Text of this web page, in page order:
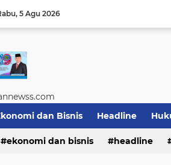
5 Agu 2026
dan Bisnis Headline
Sumsel Update
ekonomi dan bisnis headline